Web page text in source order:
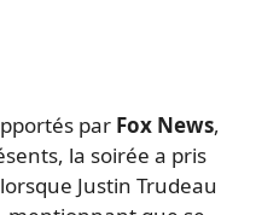
par Fox News,
la soirée a pris
Justin Trudeau